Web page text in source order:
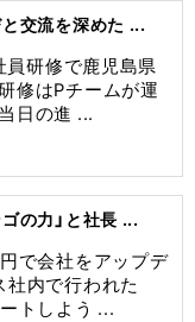
交流を深めた ...
員研修で鹿児島県
修はPチームが運
日の進 ...
の力」と社長 ...
で会社をアップデ
社内で行われた
トしよう ...